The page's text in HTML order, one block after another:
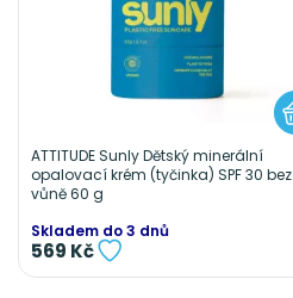
ATTITUDE Sunly Dětský minerální
opalovací krém (tyčinka) SPF 30 bez
vůně 60 g
Skladem do 3 dnů
569 Kč